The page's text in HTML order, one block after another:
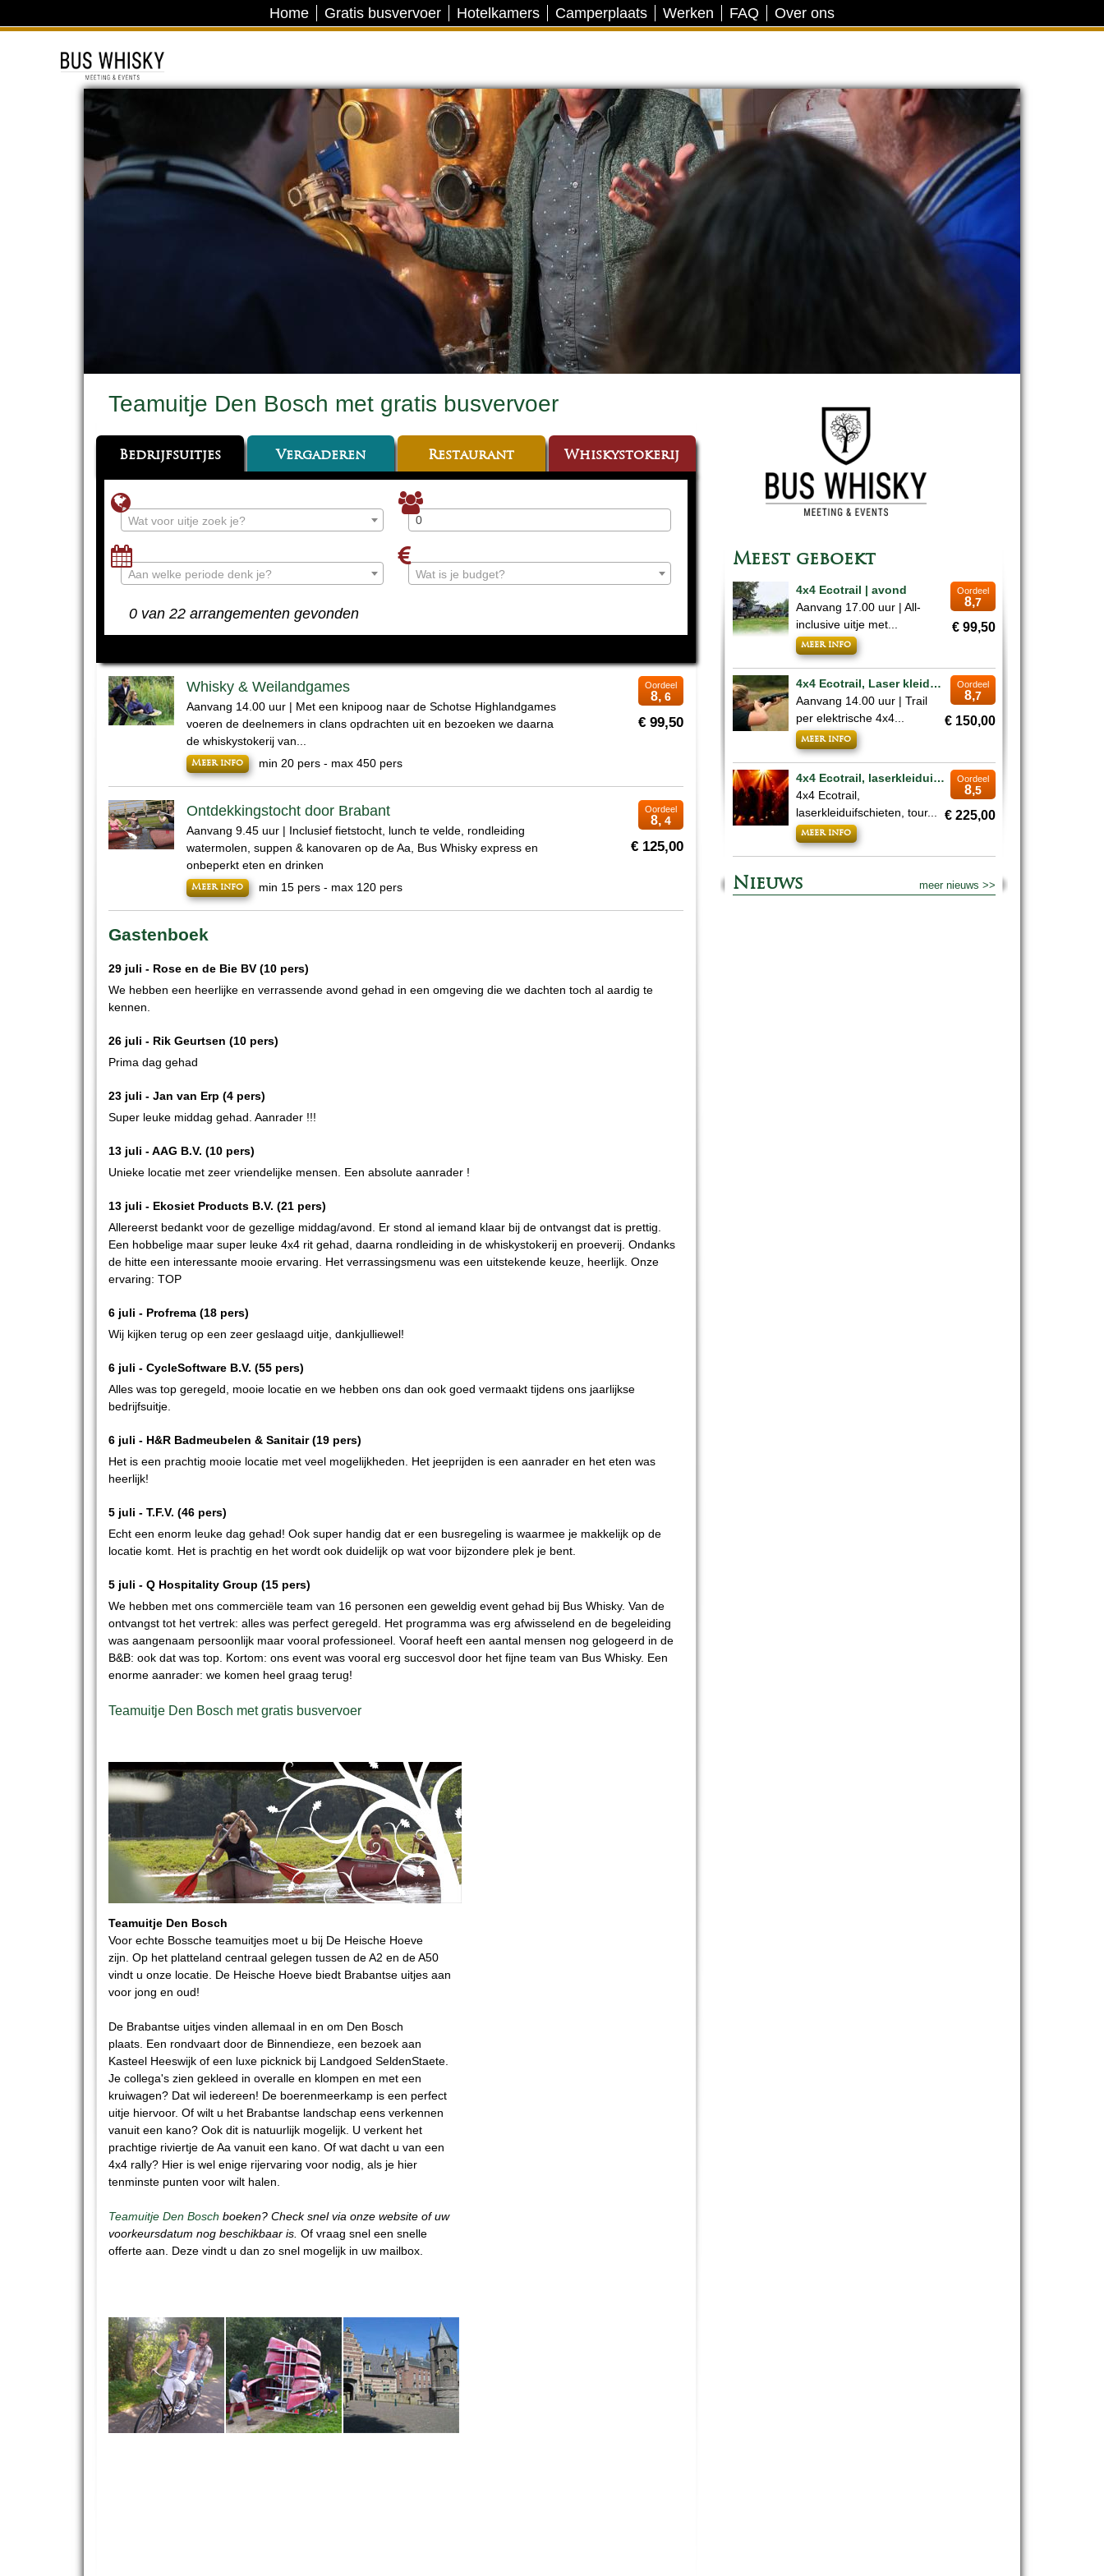
Home Gratis busvervoer Hotelkamers Camperplaats Werken FAQ Over ons
Teamuitje Den Bosch met gratis busvervoer
Bedrijfsuitjes Vergaderen Restaurant Whiskystokerij
Wat voor uitje zoek je?
Aan welke periode denk je? Wat is je budget?
0 van 22 arrangementen gevonden
Whisky & Weilandgames
Aanvang 14.00 uur | Met een knipoog naar de Schotse Highlandgames
voeren de deelnemers in clans opdrachten uit en bezoeken we daarna
de whiskystokerij van...
Meer info min 20 pers - max 450 pers
Oordeel
8, 6
€ 99,50
Ontdekkingstocht door Brabant
Aanvang 9.45 uur | Inclusief fietstocht, lunch te velde, rondleiding
watermolen, suppen & kanovaren op de Aa, Bus Whisky express en
onbeperkt eten en drinken
Meer info min 15 pers - max 120 pers
Oordeel
8, 4
€ 125,00
Gastenboek
29 juli - Rose en de Bie BV (10 pers)
We hebben een heerlijke en verrassende avond gehad in een omgeving die we dachten toch al aardig te
kennen.
26 juli - Rik Geurtsen (10 pers)
Prima dag gehad
23 juli - Jan van Erp (4 pers)
Super leuke middag gehad. Aanrader !!!
13 juli -AAG B.V. (10 pers)
Unieke locatie met zeer vriendelijke mensen. Een absolute aanrader !
13 juli - Ekosiet Products B.V. (21 pers)
Allereerst bedankt voor de gezellige middag/avond. Er stond al iemand klaar bij de ontvangst dat is prettig.
Een hobbelige maar super leuke 4x4 rit gehad, daarna rondleiding in de whiskystokerij en proeverij. Ondanks
de hitte een interessante mooie ervaring. Het verrassingsmenu was een uitstekende keuze, heerlijk. Onze
ervaring: TOP
6 juli - Profrema (18 pers)
Wij kijken terug op een zeer geslaagd uitje, dankjulliewel!
6 juli - CycleSoftware B.V. (55 pers)
Alles was top geregeld, mooie locatie en we hebben ons dan ook goed vermaakt tijdens ons jaarlijkse
bedrijfsuitje.
6 juli - H&R Badmeubelen & Sanitair(19 pers)
Het is een prachtig mooie locatie met veel mogelijkheden. Het jeeprijden is een aanrader en het eten was
heerlijk!
5 juli - T.F.V. (46 pers)
Echt een enorm leuke dag gehad! Ook super handig dat er een busregeling is waarmee je makkelijk op de
locatie komt. Het is prachtig en het wordt ook duidelijk op wat voor bijzondere plek je bent.
5 juli - Q Hospitality Group (15 pers)
We hebben met ons commerciële team van 16 personen een geweldig event gehad bij Bus Whisky. Van de
ontvangst tot het vertrek: alles was perfect geregeld. Het programma was erg afwisselend en de begeleiding
was aangenaam persoonlijk maar vooral professioneel. Vooraf heeft een aantal mensen nog gelogeerd in de
B&B: ook dat was top. Kortom: ons event was vooral erg succesvol door het fijne team van Bus Whisky. Een
enorme aanrader: we komen heel graag terug!
Teamuitje Den Bosch met gratis busvervoer
Teamuitje Den Bosch
Voor echte Bossche teamuitjes moet u bij De Heische Hoeve
zijn. Op het platteland centraal gelegen tussen de A2 en de A50
vindt u onze locatie. De Heische Hoeve biedt Brabantse uitjes aan
voor jong en oud!
De Brabantse uitjes vinden allemaal in en om Den Bosch
plaats. Een rondvaart door de Binnendieze, een bezoek aan
Kasteel Heeswijk of een luxe picknick bij Landgoed SeldenStaete.
Je collega's zien gekleed in overalle en klompen en met een
kruiwagen? Dat wil iedereen! De boerenmeerkamp is een perfect
uitje hiervoor. Of wilt u het Brabantse landschap eens verkennen
vanuit een kano? Ook dit is natuurlijk mogelijk. U verkent het
prachtige riviertje de Aa vanuit een kano. Of wat dacht u van een
4x4 rally? Hier is wel enige rijervaring voor nodig, als je hier
tenminste punten voor wilt halen.
Teamuitje Den Bosch boeken? Check snel via onze website of uw
voorkeursdatum nog beschikbaar is. Of vraag snel een snelle
offerte aan. Deze vindt u dan zo snel mogelijk in uw mailbox.
Meest geboekt
Oordeel
8,7
€ 99,50
4x4 Ecotrail | avond
Aanvang 17.00 uur | All-
inclusive uitje met...
meer info
Oordeel
8,7
€ 150,00
4x4 Ecotrail, Laser kleiduifschieten & Whisky | middag
Aanvang 14.00 uur | Trail
per elektrische 4x4...
meer info
Oordeel
8,5
€ 225,00
4x4 Ecotrail, laserkleiduifschieten, tour whiskystokerij, pubquiz & overnachting
4x4 Ecotrail,
laserkleiduifschieten, tour...
meer info
Nieuws meer nieuws >>